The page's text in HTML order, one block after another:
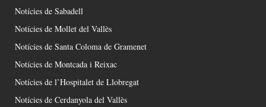
Notícies de Sabadell
Notícies de Mollet del Vallès
Notícies de Santa Coloma de Gramenet
Notícies de Montcada i Reixac
Notícies de l’Hospitalet de Llobregat
Notícies de Cerdanyola del Vallès